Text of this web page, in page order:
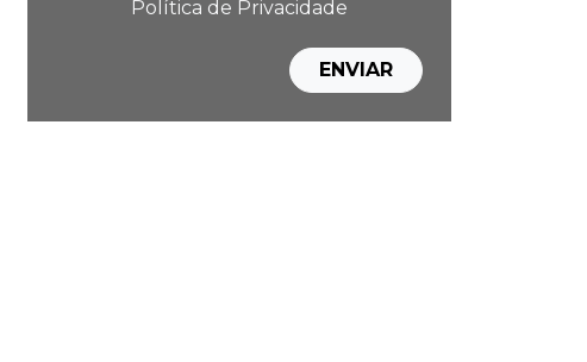
Política de Privacidade